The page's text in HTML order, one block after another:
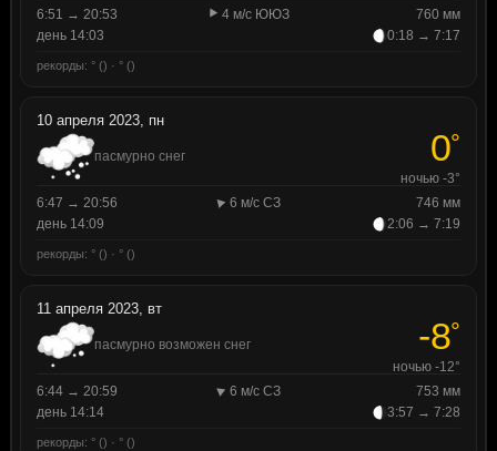
6:51 → 20:53
4 м/с ЮЮЗ
760 мм
день 14:03
0:18 → 7:17
рекорды: ° () · ° ()
10 апреля 2023, пн
пасмурно снег 0°
ночью -3°
6:47 → 20:56
6 м/с СЗ
746 мм
день 14:09
2:06 → 7:19
рекорды: ° () · ° ()
11 апреля 2023, вт
пасмурно возможен снег -8°
ночью -12°
6:44 → 20:59
6 м/с СЗ
753 мм
день 14:14
3:57 → 7:28
рекорды: ° () · ° ()